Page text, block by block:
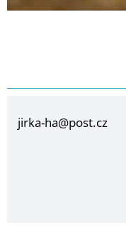
jirka-ha@post.cz